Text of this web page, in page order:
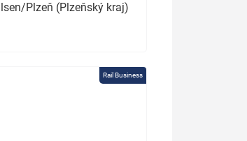
Plzeň (Plzeňský kraj)
Rail Business